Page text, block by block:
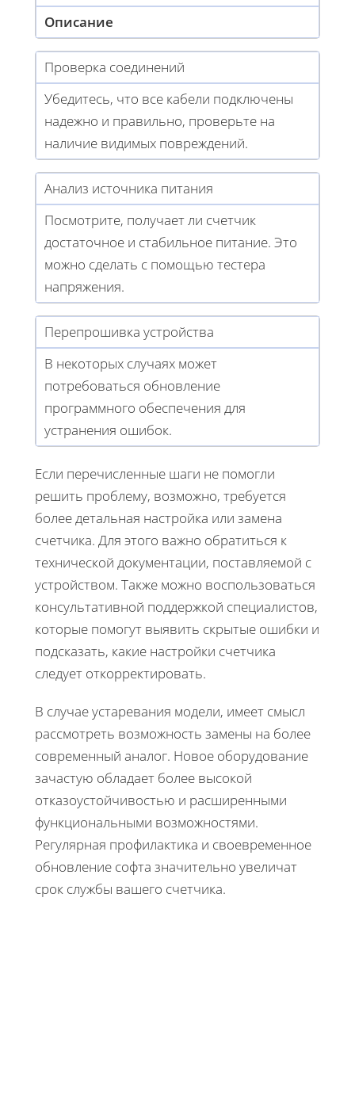
Описание
Проверка соединений
Убедитесь, что все кабели подключены
надежно и правильно, проверьте на
наличие видимых повреждений.
Анализ источника питания
Посмотрите, получает ли счетчик
достаточное и стабильное питание. Это
можно сделать с помощью тестера
напряжения.
Перепрошивка устройства
В некоторых случаях может
потребоваться обновление
программного обеспечения для
устранения ошибок.
Если перечисленные шаги не помогли
решить проблему, возможно, требуется
более детальная настройка или замена
счетчика. Для этого важно обратиться к
технической документации, поставляемой с
устройством. Также можно воспользоваться
консультативной поддержкой специалистов,
которые помогут выявить скрытые ошибки и
подсказать, какие настройки счетчика
следует откорректировать.
В случае устаревания модели, имеет смысл
рассмотреть возможность замены на более
современный аналог. Новое оборудование
зачастую обладает более высокой
отказоустойчивостью и расширенными
функциональными возможностями.
Регулярная профилактика и своевременное
обновление софта значительно увеличат
срок службы вашего счетчика.